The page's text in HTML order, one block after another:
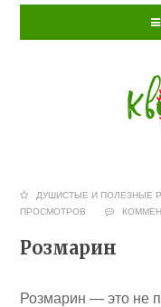
ДУШИСТЫЕ И ПОЛЕЗНЫЕ
ПРОСМОТРОВ
Розмарин
Розмарин — это не